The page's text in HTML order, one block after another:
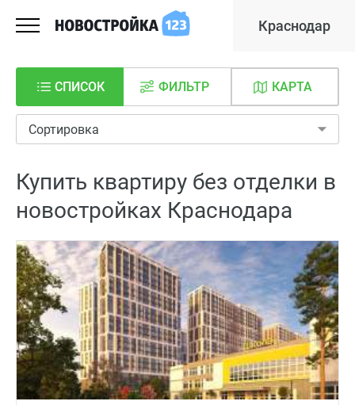
Краснодар
СПИСОК КАРТА
ФИЛЬТР
Сортировка
Купить квартиру без отделки в
новостройках Краснодара